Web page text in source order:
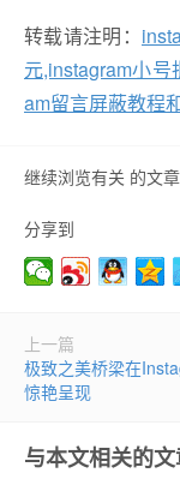
转载请注明：
元,instagram小
am留言屏蔽教程
继续浏览有关 的文章
分享到
上一篇
极致之美桥梁在
惊艳呈现
与本文相关的